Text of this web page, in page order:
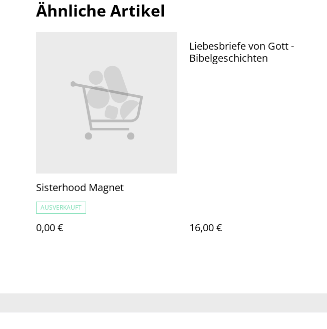
Ähnliche Artikel
Sisterhood Magnet
AUSVERKAUFT
0,00 €
Liebesbriefe von Gott -
Bibelgeschichten
16,00 €